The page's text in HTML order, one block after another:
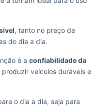
, tanto no preço de
do dia a dia.
é a confiabilidade da
veículos duráveis e
o dia a dia, seja para